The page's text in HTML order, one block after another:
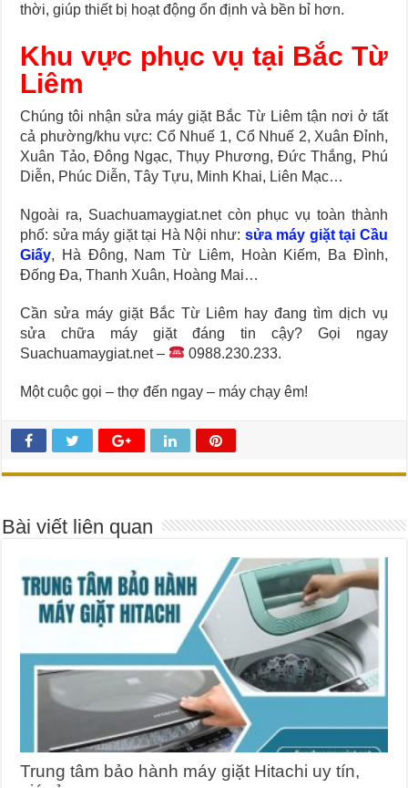
thời, giúp thiết bị hoạt động ổn định và bền bỉ hơn.
Khu vực phục vụ tại Bắc Từ
Liêm
Chúng tôi nhận sửa máy giặt Bắc Từ Liêm tận nơi ở tất
cả phường/khu vực: Cổ Nhuế 1, Cổ Nhuế 2, Xuân Đỉnh,
Xuân Tảo, Đông Ngạc, Thụy Phương, Đức Thắng, Phú
Diễn, Phúc Diễn, Tây Tựu, Minh Khai, Liên Mạc…
Ngoài ra, Suachuamaygiat.net còn phục vụ toàn thành
phố: sửa máy giặt tại Hà Nội như: sửa máy giặt tại Cầu
Giấy, Hà Đông, Nam Từ Liêm, Hoàn Kiếm, Ba Đình,
Đống Đa, Thanh Xuân, Hoàng Mai…
Cần sửa máy giặt Bắc Từ Liêm hay đang tìm dịch vụ
sửa chữa máy giặt đáng tin cậy? Gọi ngay
Suachuamaygiat.net –
0988.230.233.
Một cuộc gọi – thợ đến ngay – máy chạy êm!
Bài viết liên quan
Trung tâm bảo hành máy giặt Hitachi uy tín,